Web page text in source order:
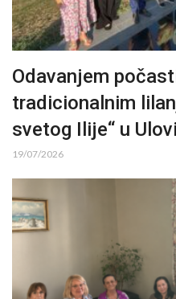
Odavanjem
tradicionalnim
svetog Ilije“ u
19/07/2026